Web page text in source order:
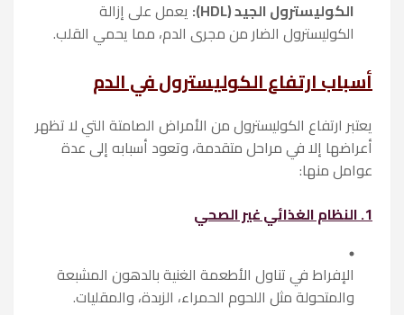
الكوليسترول الجيد (HDL):
يعمل على إزالة
الكوليسترول الضار من مجرى الدم، مما يحمي القلب.
أسباب ارتفاع الكوليسترول في الدم
يعتبر ارتفاع الكوليسترول من الأمراض الصامتة التي لا تظهر
أعراضها إلا في مراحل متقدمة، وتعود أسبابه إلى عدة
عوامل منها:
1. النظام الغذائي غير الصحي
الإفراط في تناول الأطعمة الغنية بالدهون المشبعة
والمتحولة مثل اللحوم الحمراء، الزبدة، والمقليات.